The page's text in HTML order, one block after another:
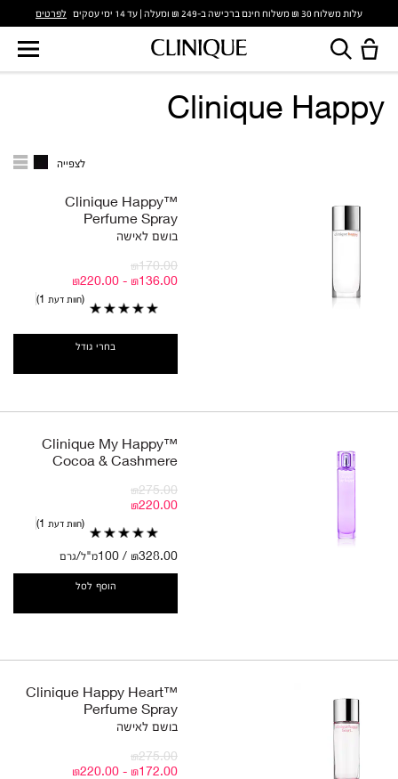
עלות משלוח 30 ₪ משלוח חינם ברכישה ב-249 ₪ ומעלה | עד 14 ימי עסקים לפרטים
Clinique Happy
לצפייה
Clinique Happy™
Perfume Spray
בושם לאישה
₪170.00
₪136.00 - ₪220.00
חוות דעת 1
בחרי גודל
Clinique My Happy™
Cocoa & Cashmere
₪275.00
₪220.00
חוות דעת 1
₪328.00 / 100מ"ל/גרם
הוסף לסל
Clinique Happy Heart™
Perfume Spray
בושם לאישה
₪275.00
₪172.00 - ₪220.00